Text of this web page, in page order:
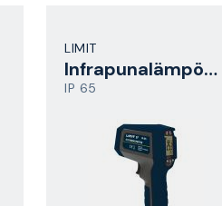
LIMIT
Infrapunalämpömittari
IP 65